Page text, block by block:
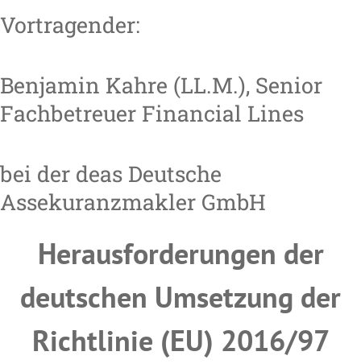
Vortragender:
Benjamin Kahre (LL.M.), Senior
Fachbetreuer Financial Lines
bei der deas Deutsche
Assekuranzmakler GmbH
Herausforderungen der
deutschen Umsetzung der
Richtlinie (EU) 2016/97